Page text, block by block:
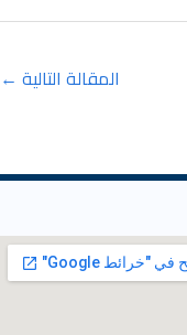
المقالة التالية ←